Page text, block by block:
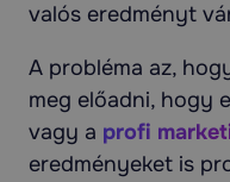
valós eredményt
A probléma az,
meg előadni, hogy
vagy a profi
eredményeket is